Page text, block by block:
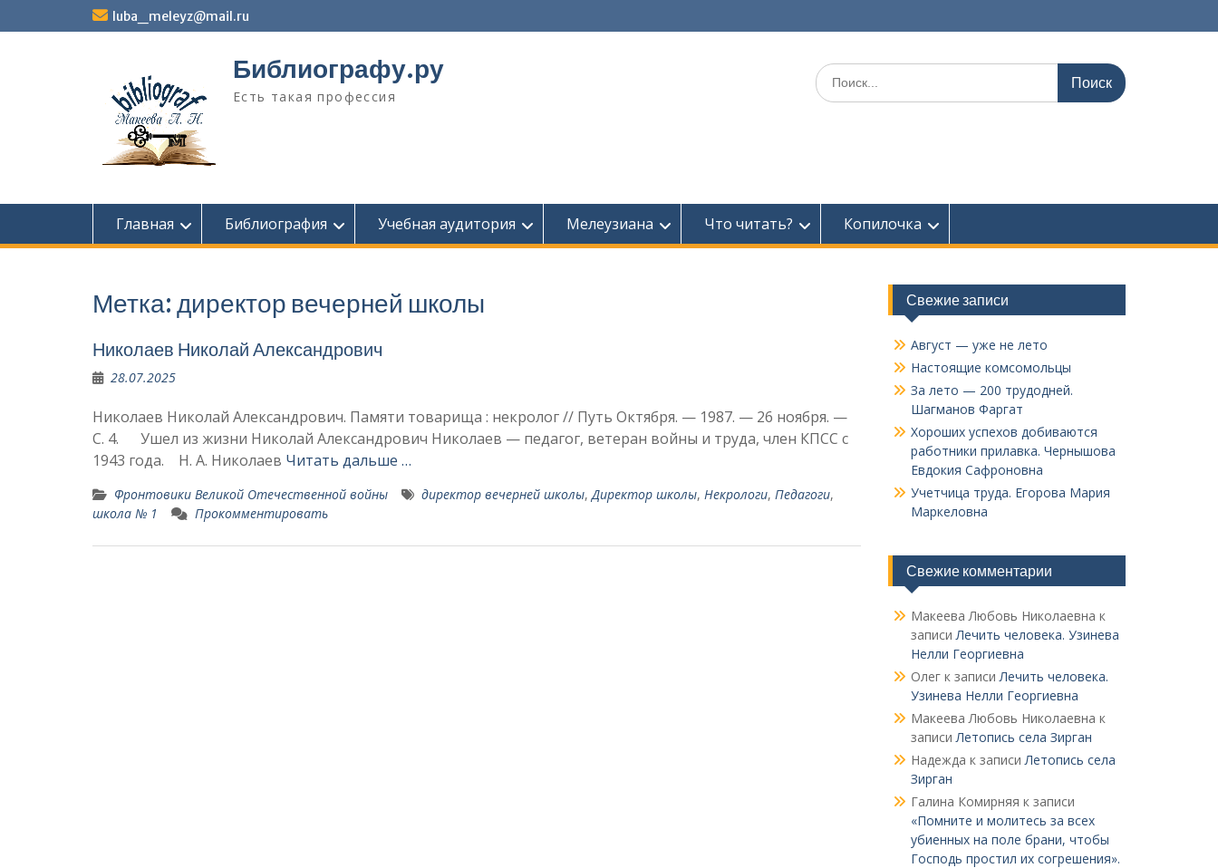
к
luba_meleyz@mail.ru
Библиографу.ру
Есть такая профессия
Поиск
по:
Главная Библиография Учебная аудитория Мелеузиана Что читать? Копилочка
Метка:директор вечерней школы
Николаев Николай Александрович
28.07.2025
Николаев Николай Александрович. Памяти товарища : некролог // Путь Октября. — 1987. — 26 ноября. —
С. 4. Ушел из жизни Николай Александрович Николаев — педагог, ветеран войны и труда, член КПСС с
1943 года. Н. А. Николаев Читать дальше …
Фронтовики Великой Отечественной войны директор вечерней школы,Директор школы, Некрологи, Педагоги,
школа № 1
Прокомментировать
Свежие записи
Август — уже не лето
Настоящие комсомольцы
За лето — 200 трудодней.
Шагманов Фаргат
Хороших успехов добиваются
работники прилавка. Чер­нышова
Евдокия Сафроновна
Учетчица труда. Его­рова Мария
Маркеловна
Свежие комментарии
Макеева Любовь Николаевна к
записиЛечить человека. Узинева
Нелли Георгиевна
Олегк записиЛечить человека.
Узинева Нелли Георгиевна
Макеева Любовь Николаевна к
записиЛетопись села Зирган
Надежда к записиЛетопись села
Зирган
Галина Комирняя к записи
«Помните и молитесь за всех
убиенных на поле брани, чтобы
Господь простил их согрешения».